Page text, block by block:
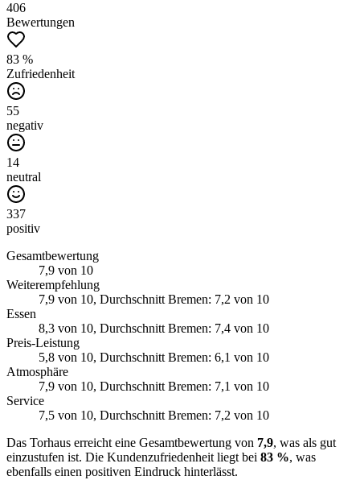
406
Bewertungen
83 %
Zufriedenheit
55
negativ
14
neutral
337
positiv
Gesamtbewertung
7,9 von 10
Weiterempfehlung
7,9 von 10, Durchschnitt Bremen: 7,2 von 10
Essen
8,3 von 10, Durchschnitt Bremen: 7,4 von 10
Preis-Leistung
5,8 von 10, Durchschnitt Bremen: 6,1 von 10
Atmosphäre
7,9 von 10, Durchschnitt Bremen: 7,1 von 10
Service
7,5 von 10, Durchschnitt Bremen: 7,2 von 10
Das Torhaus erreicht eine Gesamtbewertung von 7,9, was als gut
einzustufen ist. Die Kundenzufriedenheit liegt bei 83 %, was
ebenfalls einen positiven Eindruck hinterlässt.